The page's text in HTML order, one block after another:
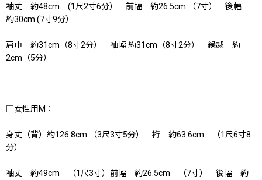
袖丈 約48cm (1尺2寸6分） 前幅 約26.5cm （7寸） 後幅
約30cm (7寸9分）
肩巾 約31cm（8寸2分） 袖幅 約31cm（8寸2分） 繰越 約
2cm（5分）
□女性用M：
身丈（背）約126.8cm （3尺3寸5分） 裄 約63.6cm （1尺6寸8
分）
袖丈 約49cm （1尺3寸）前幅 約26.5cm （7寸） 後幅 約